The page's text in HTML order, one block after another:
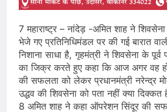
7 महाराष्ट्र – नांदेड़ -अमित शाह ने शिवसेना
भेजे गए प्रतिनिधिमंडल पर की गई बारात
निशाना साधा है, गृहमंत्री ने शिवसेना के
का जिक्र करते हुए कहा कि आज अगर वह
की सफलता को लेकर प्रधानमंत्री नरेन्द्र
उद्धव की शिवसेना को पता नहीं क्या दिक्कत
8 अमित शाह ने कहा ऑपरेशन सिंदूर की